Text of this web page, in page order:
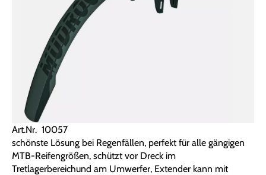
Art.Nr. 10057
schönste Lösung bei Regenfällen, perfekt für alle gängigen
MTB-Reifengrößen, schützt vor Dreck im
Tretlagerbereichund am Umwerfer, Extender kann mit